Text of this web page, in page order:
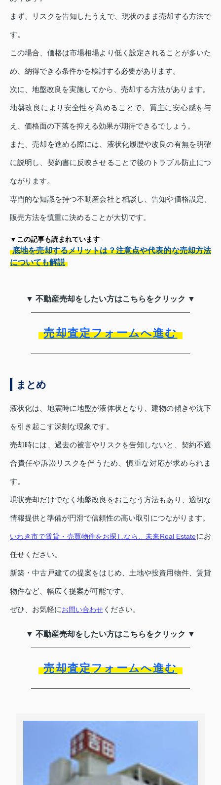
まず、リスクを告知したうえで、現状のまま売却する方法で
す。
この場合、価格は市場相場より低く設定されることが多いた
め、納得できる条件かを検討する必要があります。
次に、地盤改良を実施してから、売却する方法があります。
地盤改良により安全性を高めることで、買主に安心感を与
え、価格面の下落を抑える効果が期待できるでしょう。
また、売却を進める際には、液状化履歴や改良の有無を明確
に説明し、契約書に反映させることで後のトラブル防止につ
ながります。
専門的な知識を持つ不動産会社と相談し、告知や価格設定、
販売方法を慎重に決めることが大切です。
▼この記事も読まれています
底地を売却するメリットは？注意点や代表的な売却方法
についても解説
▼ 不動産売却をしたい方はこちらをクリック ▼
売却査定フォームへ進む
まとめ
液状化は、地震時に地盤が液体状となり、建物の傾きや沈下
を引き起こす深刻な現象です。
売却時には、過去の被害やリスクを告知しないと、契約不適
合責任や訴訟リスクを伴うため、慎重な対応が求められま
す。
現状売却だけでなく地盤改良をおこなう方法もあり、適切な
情報提供と準備が円滑で信頼性の高い取引につながります。
いわき市で賃貸・売買物件をお探しなら、未来Real Estateにお
任せください。
新築・中古戸建ての提案をはじめ、土地や投資用物件、賃貸
物件など、幅広く提案が可能です。
ぜひ、お気軽にお問い合わせ ください。
▼ 不動産売却をしたい方はこちらをクリック ▼
売却査定フォームへ進む